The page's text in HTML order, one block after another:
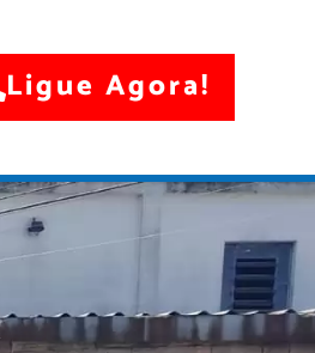
Ligue Agora!